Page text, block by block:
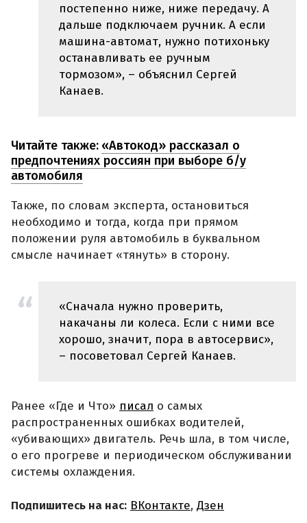
постепенно ниже, ниже передачу. А
дальше подключаем ручник. А если
машина-автомат, нужно потихоньку
останавливать ее ручным
тормозом», – объяснил Сергей
Канаев.
Читайте также: «Автокод» рассказал о
предпочтениях россиян при выборе б/у
автомобиля⁠
Также, по словам эксперта, остановиться
необходимо и тогда, когда при прямом
положении руля автомобиль в буквальном
смысле начинает «тянуть» в сторону.
«Сначала нужно проверить,
накачаны ли колеса. Если с ними все
хорошо, значит, пора в автосервис»,
– посоветовал Сергей Канаев.
Ранее «Где и Что» писал о самых
распространенных ошибках водителей,
«убивающих» двигатель. Речь шла, в том числе,
о его прогреве и периодическом обслуживании
системы охлаждения.
Подпишитесь на нас: ВКонтакте, Дзен